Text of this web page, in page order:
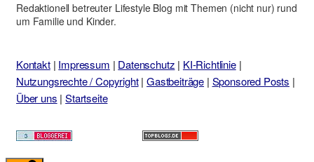
Redaktionell betreuter Lifestyle Blog mit Themen (nicht nur) rund
um Familie und Kinder.
Kontakt| Impressum | Datenschutz | KI-Richtlinie|
Nutzungsrechte / Copyright|Gastbeiträge | Sponsored Posts |
Über uns |Startseite